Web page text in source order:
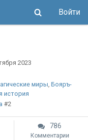
Войти
2023
миры,Бояръ-
история
#2
786
Комментарии